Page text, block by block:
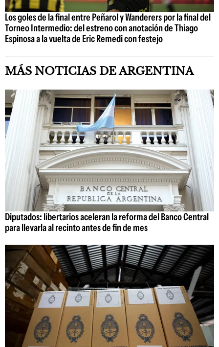
Los goles de la final entre Peñarol y Wanderers por la final del
Torneo Intermedio: del estreno con anotación de Thiago
Espinosa a la vuelta de Eric Remedi con festejo
MÁS NOTICIAS DE ARGENTINA
Diputados: libertarios aceleran la reforma del Banco Central
para llevarla al recinto antes de fin de mes